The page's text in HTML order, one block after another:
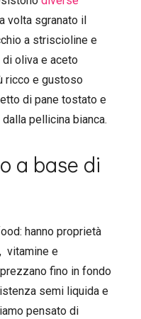
volta sgranato il
a striscioline e
oliva e aceto
ricco e gustoso
di pane tostato e
pellicina bianca.
a base di
hanno proprietà
vitamine e
fino in fondo
semi liquida e
pensato di